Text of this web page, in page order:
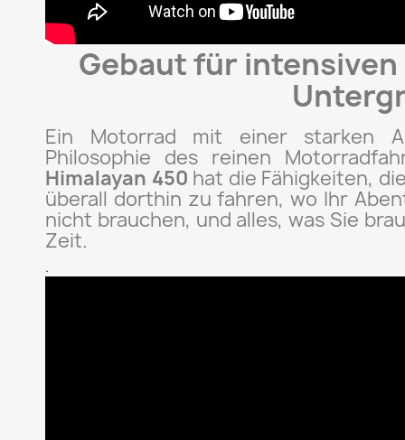
Gebaut für intensiven
Ein Motorrad mit einer starken
Philosophie des reinen
Himalayan 450 hat die Fähigkeiten,
überall dorthin zu fahren, wo Ihr
nicht brauchen, und alles, was Sie
Zeit.
.